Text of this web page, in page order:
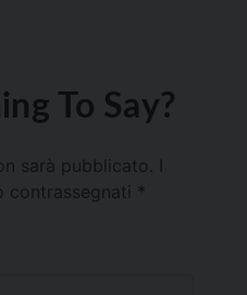
To Say?
sarà pubblicato.
*